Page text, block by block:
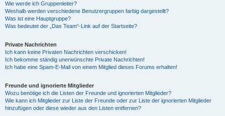
Wie werde ich Gruppenleiter?
Weshalb werden verschiedene Benutzergruppen farbig dargestellt?
Was ist eine Hauptgruppe?
Was bedeutet der „Das Team“-Link auf der Startseite?
Private Nachrichten
Ich kann keine Privaten Nachrichten verschicken!
Ich bekomme ständig unerwünschte Private Nachrichten!
Ich habe eine Spam-E-Mail von einem Mitglied dieses Forums erhalten!
Freunde und ignorierte Mitglieder
Wozu benötige ich die Listen der Freunde und ignorierten Mitglieder?
Wie kann ich Mitglieder zur Liste der Freunde oder zur Liste der ignorierten Mitglieder
hinzufügen oder diese wieder aus den Listen entfernen?